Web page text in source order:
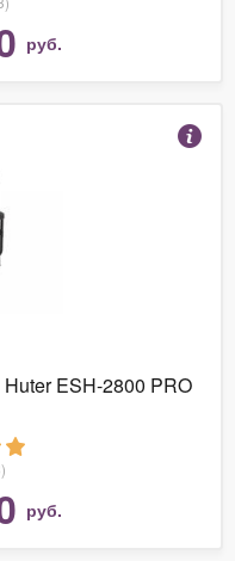
руб.
Huter ESH-2800 PRO
руб.